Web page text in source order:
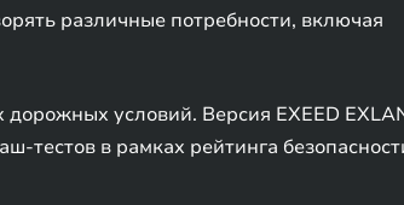
различные потребности, включая
условий. Версия EXEED
тестов в рамках рейтинга